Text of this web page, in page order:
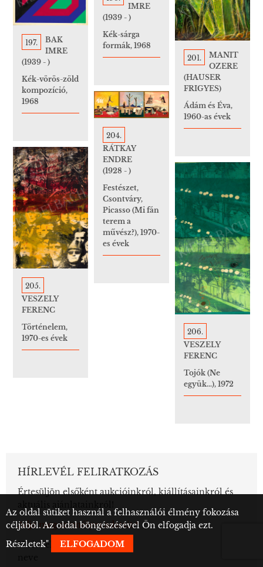
IMRE
(1939 - )
Kék-sárga
formák, 1968
197.
BAK
IMRE
(1939 - )
Kék-vörös-zöld
kompozíció,
1968
201.
MANIT
OZERE
(HAUSER
FRIGYES)
Ádám és Éva,
1960-as évek
204.
RÁTKAY
ENDRE
(1928 - )
Festészet,
Csontváry,
Picasso (Mi fán
terem a
művész?), 1970-
es évek
205.
VESZELY
FERENC
Történelem,
1970-es évek
206.
VESZELY
FERENC
Tojók (Ne
együk…), 1972
HÍRLEVÉL FELIRATKOZÁS
Értesüljön elsőként aukcióinkról, kiállításainkról és
Adja meg személyes adatait:*
Hírlevél feliratkozó
Az oldal sütiket használ a felhasználói élmény fokozása
céljából. Az oldal böngészésével Ön elfogadja ezt.
Részletek" ELFOGADOM